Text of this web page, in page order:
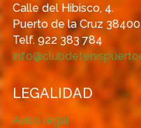
Calle del Hibisco, 4.
Puerto de la Cruz
Telf. 922 383 784
LEGALIDAD
Aviso legal